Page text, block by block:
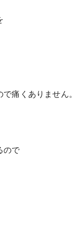
痛くありません。
ので